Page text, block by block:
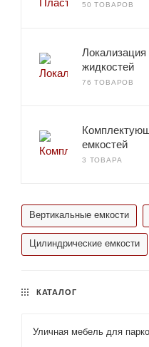
50 ТОВАРОВ
Локализация
жидкостей
76 ТОВАРОВ
емкостей
3 ТОВАРА
Вертикальные емкости
Цилиндрические емкости
КАТАЛОГ
Уличная мебель для